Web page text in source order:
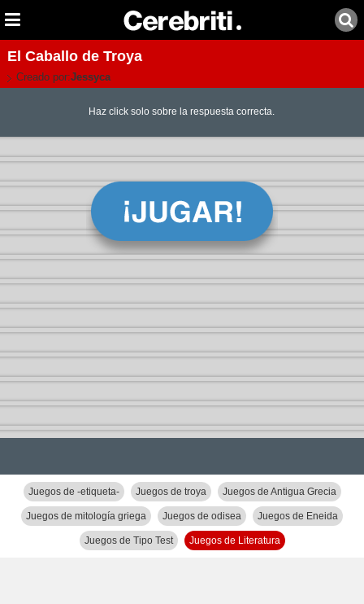
El Caballo de Troya
Creado por:Jessyca
Haz click solo sobre la respuesta correcta.
Juegos de -etiqueta- Juegos de troya Juegos de Antigua Grecia
Juegos de mitología griega Juegos de odisea Juegos de Eneida
Juegos de Tipo Test Juegos de Literatura